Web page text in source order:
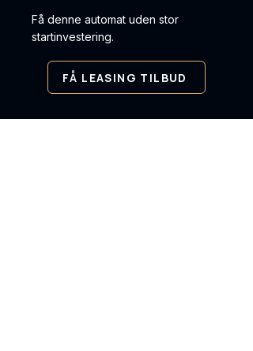
Få denne automat uden stor
startinvestering.
FÅ LEASING TILBUD